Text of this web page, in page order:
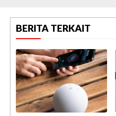
BERITA TERKAIT